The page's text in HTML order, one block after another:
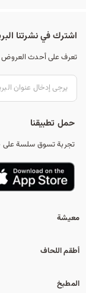
اشترك في نشرتنا
تعرف على أحدث العروض
حمل تطبيقنا
تجربة تسوق سلسة على
معيشة
أطقم اللحاف
المطبخ